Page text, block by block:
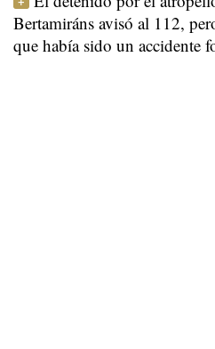
Bertamiráns avisó al 112,
que había sido un accidente